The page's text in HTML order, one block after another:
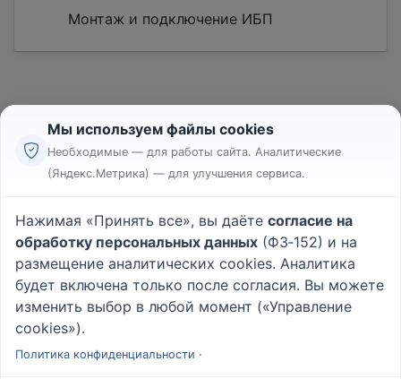
Монтаж и подключение ИБП
Реклама
Пользовательское соглашение
Политика конфиденциальности
Вопрос - Ответ|О проекте
Мы используем файлы cookies
Необходимые — для работы сайта. Аналитические
(Яндекс.Метрика) — для улучшения сервиса.
Нажимая «Принять все», вы даёте согласие на
обработку персональных данных (ФЗ‑152) и на
размещение аналитических cookies. Аналитика
будет включена только после согласия. Вы можете
изменить выбор в любой момент («Управление
cookies»).
Политика конфиденциальности ·